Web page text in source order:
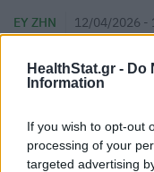
HealthStat.gr - Do
Information
If you wish to opt-out
processing of your
targeted advertising
ΕΥ ΖΗΝ 12/04/2026 -